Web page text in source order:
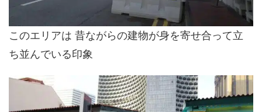
このエリアは 昔ながらの建物が身を寄せ合って立
ち並んでいる印象